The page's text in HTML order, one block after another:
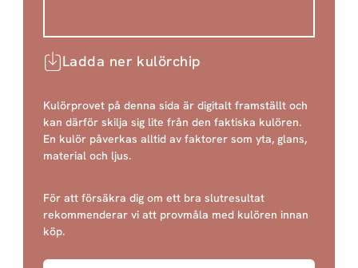
Ladda ner kulörchip
Kulörprovet på denna sida är digitalt framställt och
kan därför skilja sig lite från den faktiska kulören.
En kulör påverkas alltid av faktorer som yta, glans,
material och ljus.
För att försäkra dig om ett bra slutresultat
rekommenderar vi att provmåla med kulören innan
köp.